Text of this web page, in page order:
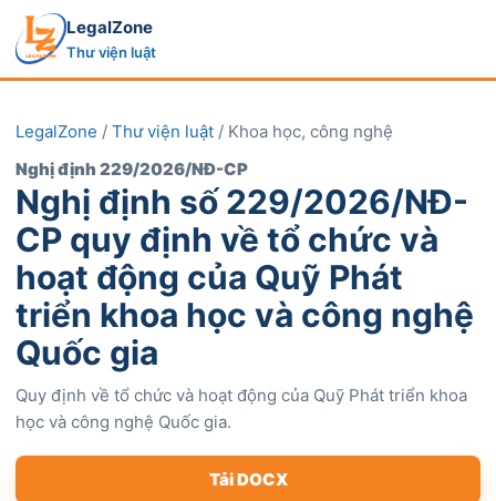
LegalZone
Thư viện luật
LegalZone / Thư viện luật / Khoa học, công nghệ
Nghị định 229/2026/NĐ-CP
Nghị định số 229/2026/NĐ-
CP quy định về tổ chức và
hoạt động của Quỹ Phát
triển khoa học và công nghệ
Quốc gia
Quy định về tổ chức và hoạt động của Quỹ Phát triển khoa
học và công nghệ Quốc gia.
Tải DOCX